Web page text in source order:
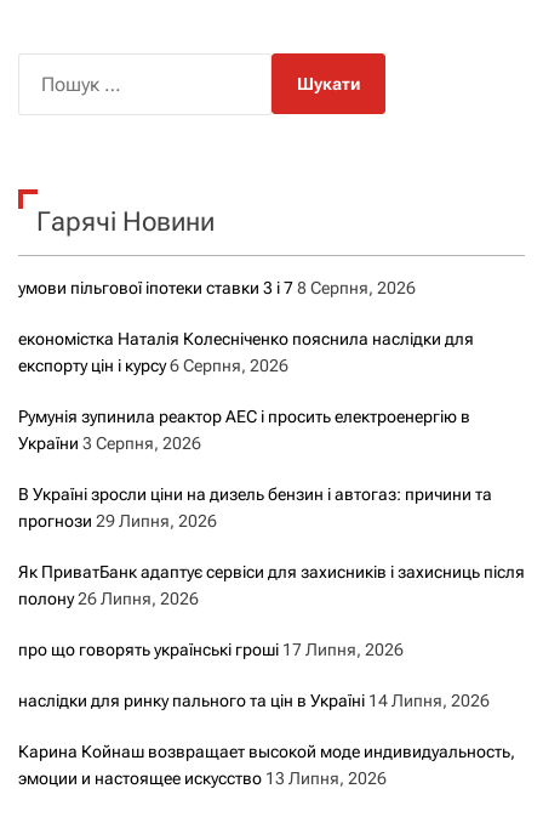
к
Гарячі Новини
умови пільгової іпотеки ставки 3 і 78 Серпня, 2026
економістка Наталія Колесніченко пояснила наслідки для
експорту цін і курсу6 Серпня, 2026
Румунія зупинила реактор АЕС і просить електроенергію в
України 3 Серпня, 2026
В Україні зросли ціни на дизель бензин і автогаз: причини та
прогнози 29 Липня, 2026
Як ПриватБанк адаптує сервіси для захисників і захисниць після
полону26 Липня, 2026
про що говорять українські гроші 17 Липня, 2026
наслідки для ринку пального та цін в Україні 14 Липня, 2026
Карина Койнаш возвращает высокой моде индивидуальность,
эмоции и настоящее искусство 13 Липня, 2026